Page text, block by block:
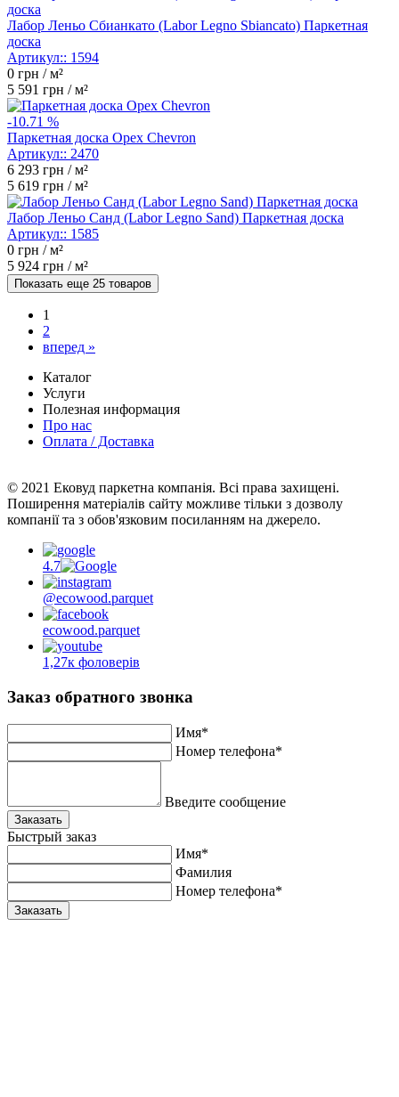
Лабор Леньо Сбианкато (Labor Legno Sbiancato) Паркетная
доска
Артикул:: 1594
0 грн / м²
5 591 грн / м²
-10.71 %
Паркетная доска Орех Chevron
Артикул:: 2470
6 293 грн / м²
5 619 грн / м²
Лабор Леньо Санд (Labor Legno Sand) Паркетная доска
Артикул:: 1585
0 грн / м²
5 924 грн / м²
Показать еще 25 товаров
1
2
вперед »
Каталог
Услуги
Полезная информация
Про нас
Оплата / Доставка
© 2021 Ековуд паркетна компанія. Всі права захищені.
Поширення матеріалів сайту можливе тільки з дозволу
компанії та з обов'язковим посиланням на джерело.
4.7
@ecowood.parquet
ecowood.parquet
1,27к фоловерів
Заказ обратного звонка
Имя*
Номер телефона*
Введите сообщение
Заказать
Быстрый заказ
Имя*
Фамилия
Номер телефона*